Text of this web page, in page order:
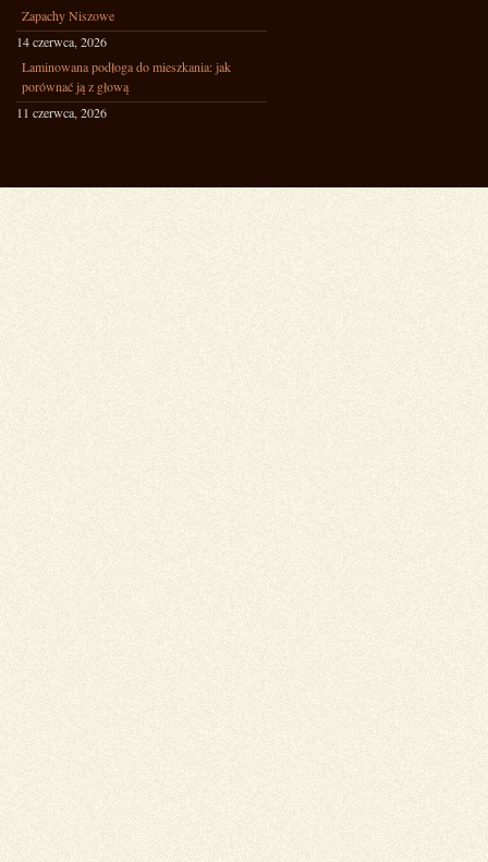
Zapachy Niszowe
14 czerwca, 2026
Laminowana podłoga do mieszkania: jak
porównać ją z głową
11 czerwca, 2026